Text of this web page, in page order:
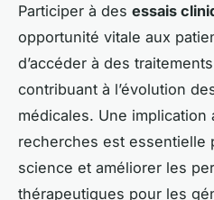
Participer à des essais
opportunité vitale aux
d’accéder à des
contribuant à l’évolution
médicales. Une implication
recherches est essentielle
science et améliorer les
thérapeutiques pour les